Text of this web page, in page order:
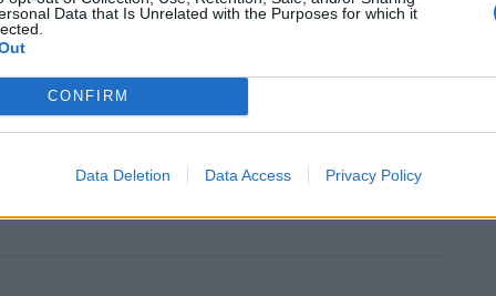
Data that Is Unrelated with the Purposes for which it
CONFIRM
Data Deletion Data Access Privacy Policy
όσων ανέργων έχουν υποχρέωση δήλωσης
2023 έως 23 Απριλίου 2023, θα
γίνεται αποκλειστικά ηλεκτρονικά, μέσω
→ Δήλωση παρουσίας επιδοτούμενων